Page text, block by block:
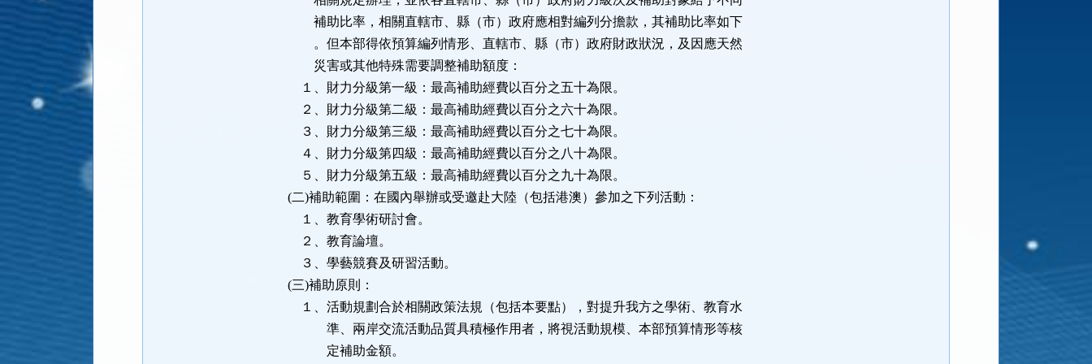
補助比率，相關直轄市、縣（市）政府應相對編列分擔款，其補助比率如下
。但本部得依預算編列情形、直轄市、縣（市）政府財政狀況，及因應天然
災害或其他特殊需要調整補助額度：
１、財力分級第一級：最高補助經費以百分之五十為限。
２、財力分級第二級：最高補助經費以百分之六十為限。
３、財力分級第三級：最高補助經費以百分之七十為限。
４、財力分級第四級：最高補助經費以百分之八十為限。
５、財力分級第五級：最高補助經費以百分之九十為限。
(二)補助範圍：在國內舉辦或受邀赴大陸（包括港澳）參加之下列活動：
１、教育學術研討會。
２、教育論壇。
３、學藝競賽及研習活動。
(三)補助原則：
１、活動規劃合於相關政策法規（包括本要點），對提升我方之學術、教育水
準、兩岸交流活動品質具積極作用者，將視活動規模、本部預算情形等核
定補助金額。